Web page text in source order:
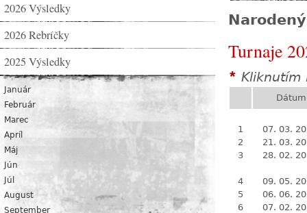
2026 Výsledky
2026 Rebríčky
2025 Výsledky
Január
Február
Marec
Apríl
Máj
Jún
Júl
August
September
Turnaje
* Kliknutím
Dátum
1
07. 03.
2
21. 03.
3
28. 02.
4
09. 05.
5
06. 06.
6
07. 02.